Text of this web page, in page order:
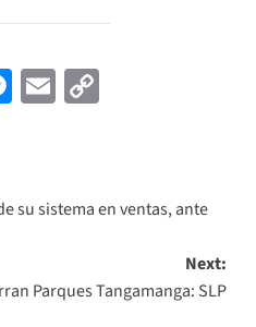
Messenger
EmailCopy
su sistema en ventas, ante
Next:
Parques Tangamanga: SLP